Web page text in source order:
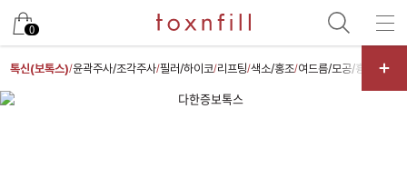
0
톡신(보톡스)/윤곽주사/조각주사/필러/하이코/리프팅/색소/홍조/여드름/모공/흉터 스킨
카카